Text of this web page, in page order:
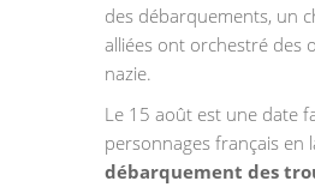
des débarquements, un
alliées ont orchestré des
nazie.
Le 15 août est une date
personnages français en
débarquement des